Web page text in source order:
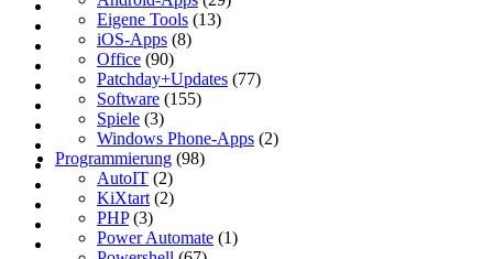
Eigene Tools (13)
iOS-Apps (8)
Office (90)
Patchday+Updates (77)
Software (155)
Spiele (3)
Windows Phone-Apps (2)
Programmierung (98)
AutoIT (2)
KiXtart (2)
PHP(3)
Power Automate (1)